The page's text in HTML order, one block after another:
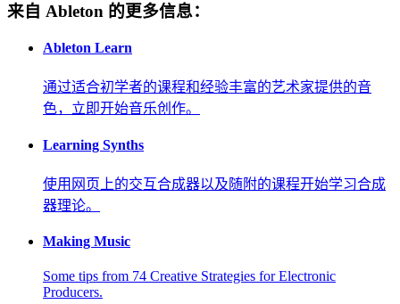
来自 Ableton 的更多信息：
Ableton Learn
通过适合初学者的课程和经验丰富的艺术家提供的音
色，立即开始音乐创作。
Learning Synths
使用网页上的交互合成器以及随附的课程开始学习合成
器理论。
Making Music
Some tips from 74 Creative Strategies for Electronic
Producers.